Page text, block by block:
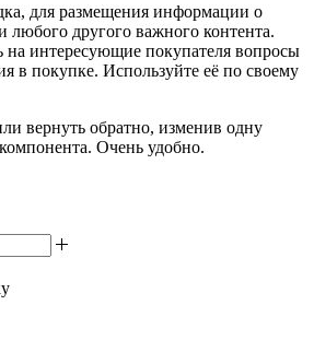
для размещения информации о
любого другого важного контента.
на интересующие покупателя вопросы
в покупке. Используйте её по своему
вернуть обратно, изменив одну
Очень удобно.